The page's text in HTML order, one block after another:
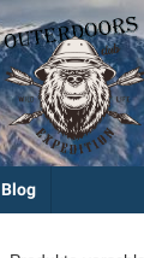
Blog